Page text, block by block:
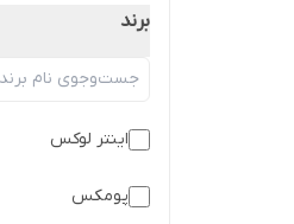
برند
اینتر لوکس
پومکس